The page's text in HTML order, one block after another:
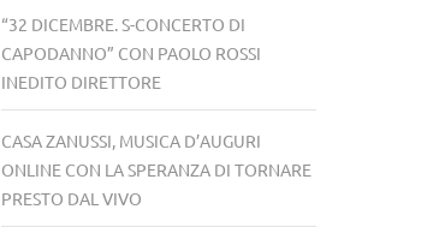
“32 DICEMBRE. S-CONCERTO DI
CAPODANNO” CON PAOLO ROSSI
INEDITO DIRETTORE
CASA ZANUSSI, MUSICA D’AUGURI
ONLINE CON LA SPERANZA DI TORNARE
PRESTO DAL VIVO